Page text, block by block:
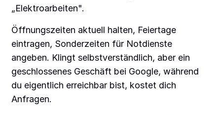
„Elektroarbeiten".
Öffnungszeiten aktuell halten, Feiertage
eintragen, Sonderzeiten für Notdienste
angeben. Klingt selbstverständlich, aber ein
geschlossenes Geschäft bei Google, während
du eigentlich erreichbar bist, kostet dich
Anfragen.